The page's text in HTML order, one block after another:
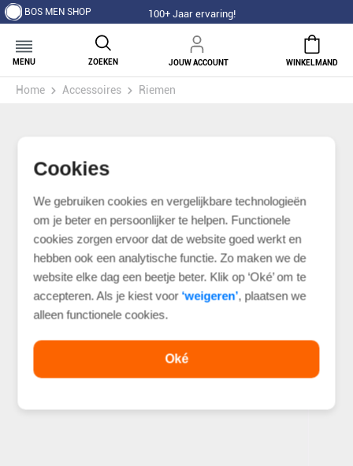
Cookies
We gebruiken cookies en vergelijkbare technologieën
om je beter en persoonlijker te helpen. Functionele
cookies zorgen ervoor dat de website goed werkt en
hebben ook een analytische functie. Zo maken we de
website elke dag een beetje beter. Klik op ‘Oké’ om te
accepteren. Als je kiest voor ‘weigeren’, plaatsen we
alleen functionele cookies.
Oké
BOS MEN SHOP 100+ Jaar ervaring!
MENU ZOEKEN JOUW ACCOUNT WINKELMAND
Home Accessoires Riemen